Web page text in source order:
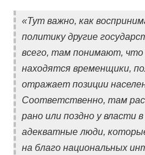
«Тут важно, как
политику другие
всего, там понимают, что
находятся временщики,
отражает позиции
Соответственно, там
рано или поздно у власти
адекватные люди,
на благо национальных